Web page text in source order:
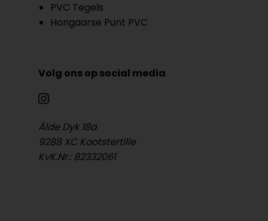
PVC Tegels
Hongaarse Punt PVC
Volg ons op social media
Âlde Dyk 18a
9288 XC Kootstertille
KvK.Nr.: 82332061